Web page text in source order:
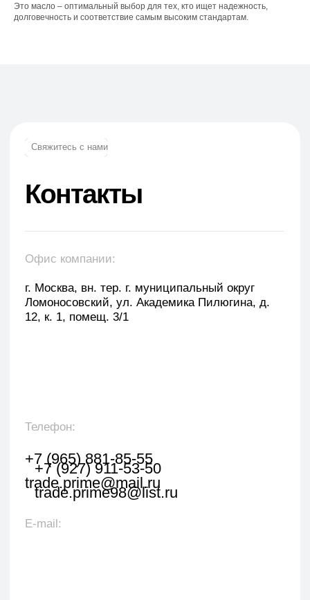
Это масло – оптимальный выбор для тех, кто ищет надежность,
долговечность и соответствие самым высоким стандартам.
Укажите наименование товара, менеджер
свяжется с вами в течении 1 рабочего часа.